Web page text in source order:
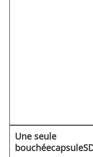
Une seule
bouchéecapsule